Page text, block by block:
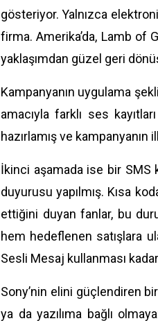
gösteriyor. Yalnızca
firma. Amerika’da, Lamb of
yaklaşımdan güzel geri
Kampanyanın uygulama
amacıyla farklı ses
hazırlamış ve kampanyanın
İkinci aşamada ise bir SMS
duyurusu yapılmış. Kısa
ettiğini duyan fanlar, bu
hem hedeflenen satışlara
Sesli Mesaj kullanması
Sony’nin elini güçlendiren
ya da yazılıma bağlı